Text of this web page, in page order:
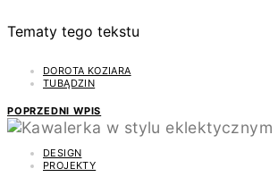
Tematy tego tekstu
DOROTA KOZIARA
TUBĄDZIN
POPRZEDNI WPIS
DESIGN
PROJEKTY